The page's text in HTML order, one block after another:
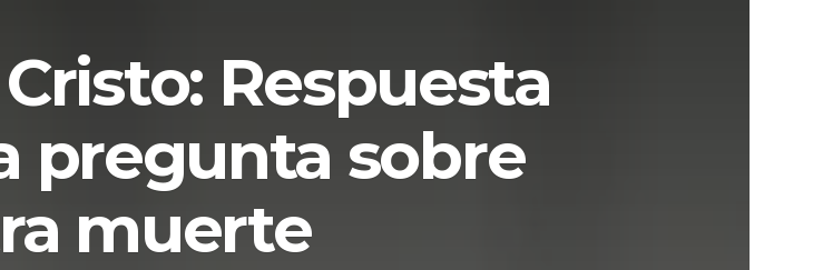
Respuesta
pregunta sobre
muerte